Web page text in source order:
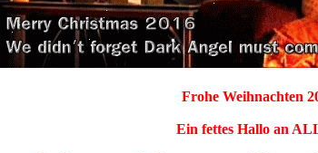
Frohe Weihnachten
Ein fettes Hallo an